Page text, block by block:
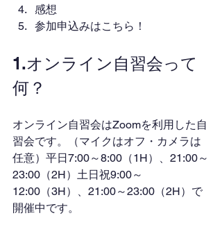
感想
参加申込みはこちら！
1.オンライン自習会って
何？
オンライン自習会はZoomを利用した自
習会です。（マイクはオフ・カメラは
任意）平日7:00～8:00（1H）、21:00～
23:00（2H）土日祝9:00～
12:00（3H）、21:00～23:00（2H）で
開催中です。